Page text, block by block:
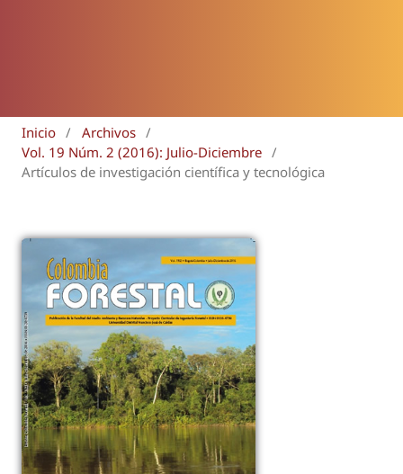
Inicio / Archivos /
Vol. 19 Núm. 2 (2016): Julio-Diciembre /
Artículos de investigación científica y tecnológica